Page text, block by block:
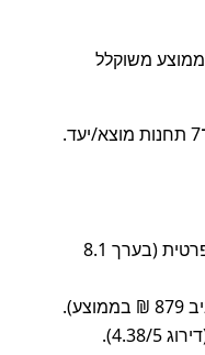
כוללים: 55–5567 ₪ (ממוצע משוקלל
למי שחשוב הזמן – הסעה פרטית (בערך 8.1
5).